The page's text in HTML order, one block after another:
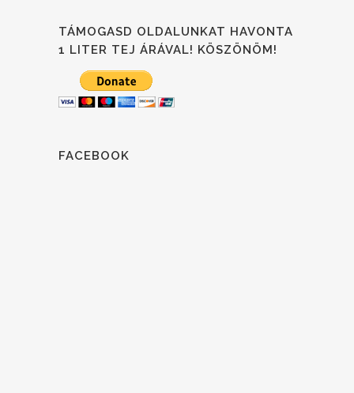
TÁMOGASD OLDALUNKAT HAVONTA
1 LITER TEJ ÁRÁVAL! KÖSZÖNÖM!
FACEBOOK